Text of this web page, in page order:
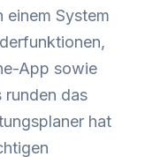
einem System
App sowie
runden das
hat